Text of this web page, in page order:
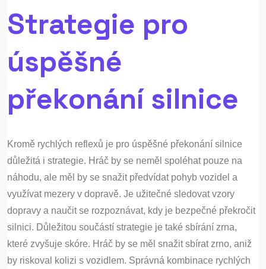
Strategie pro
úspěšné
překonání silnice
Kromě rychlých reflexů je pro úspěšné překonání silnice
důležitá i strategie. Hráč by se neměl spoléhat pouze na
náhodu, ale měl by se snažit předvídat pohyb vozidel a
využívat mezery v dopravě. Je užitečné sledovat vzory
dopravy a naučit se rozpoznávat, kdy je bezpečné překročit
silnici. Důležitou součástí strategie je také sbírání zrna,
které zvyšuje skóre. Hráč by se měl snažit sbírat zrno, aniž
by riskoval kolizi s vozidlem. Správná kombinace rychlých